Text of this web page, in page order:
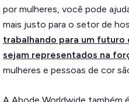
por mulheres, você pode
mais justo para o setor de
trabalhando para um
sejam representados na
mulheres e pessoas de cor